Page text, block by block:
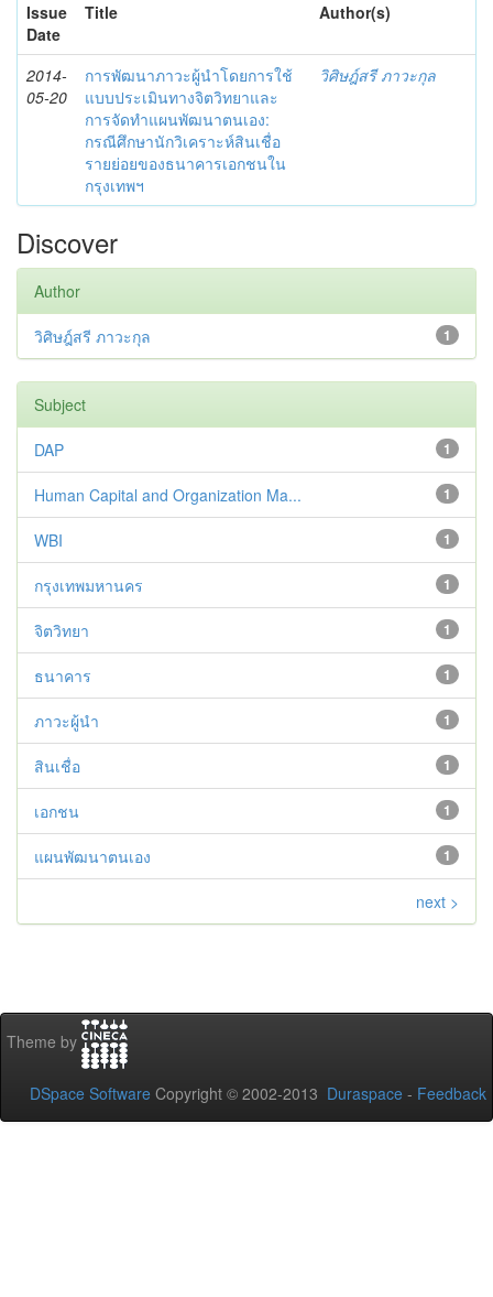
Issue
Date
Title Author(s)
2014-
05-20
การพัฒนาภาวะผู้นำโดยการใช้
แบบประเมินทางจิตวิทยาและ
การจัดทำแผนพัฒนาตนเอง:
กรณีศึกษานักวิเคราะห์สินเชื่อ
รายย่อยของธนาคารเอกชนใน
กรุงเทพฯ
วิศิษฎ์สรี ภาวะกุล
Discover
Author
1
วิศิษฎ์สรี ภาวะกุล
Subject
1
DAP
1
Human Capital and Organization Ma...
1
WBI
1
กรุงเทพมหานคร
1
จิตวิทยา
1
ธนาคาร
1
ภาวะผู้นำ
1
สินเชื่อ
1
เอกชน
1
แผนพัฒนาตนเอง
next >
Theme by
DSpace Software Copyright © 2002-2013 Duraspace - Feedback